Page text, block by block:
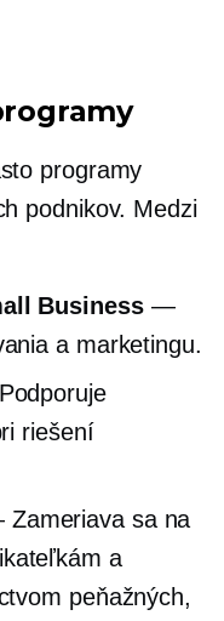
programy
podnikov. Medzi
Business—
a marketingu.
riešení
sa na
a
peňažných,